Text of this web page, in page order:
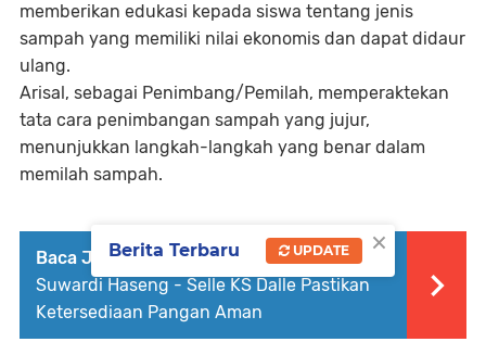
memberikan edukasi kepada siswa tentang jenis
sampah yang memiliki nilai ekonomis dan dapat didaur
ulang.
Arisal, sebagai Penimbang/Pemilah, memperaktekan
tata cara penimbangan sampah yang jujur,
menunjukkan langkah-langkah yang benar dalam
memilah sampah.
Baca Juga : Kunjungi Bulog Soppeng,
Suwardi Haseng - Selle KS Dalle Pastikan
Ketersediaan Pangan Aman
×
Berita Terbaru UPDATE